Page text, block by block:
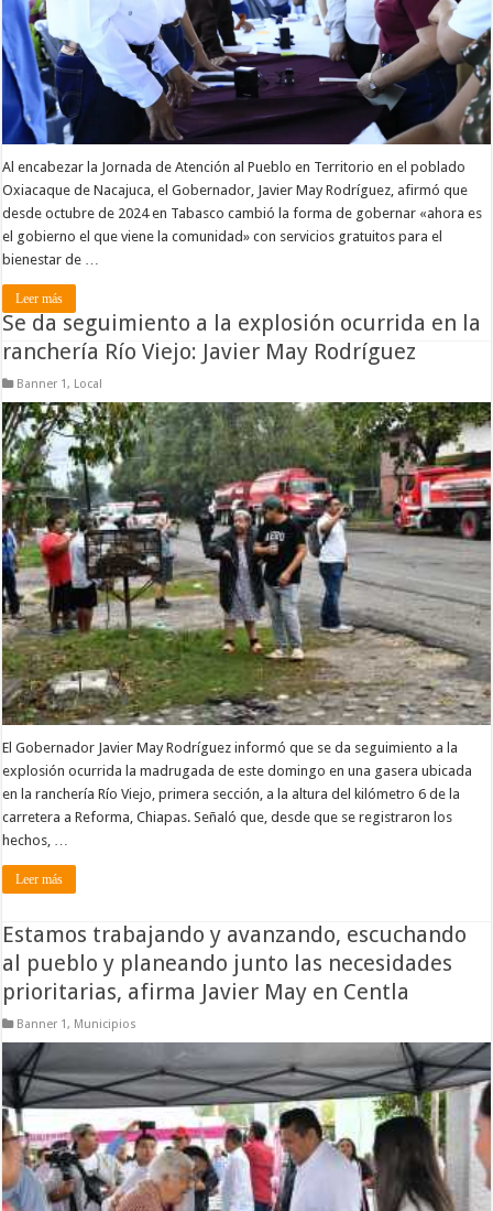
Al encabezar la Jornada de Atención al Pueblo en Territorio en el poblado
Oxiacaque de Nacajuca, el Gobernador, Javier May Rodríguez, afirmó que
desde octubre de 2024 en Tabasco cambió la forma de gobernar «ahora es
el gobierno el que viene la comunidad» con servicios gratuitos para el
bienestar de …
Leer más
Se da seguimiento a la explosión ocurrida en la
ranchería Río Viejo: Javier May Rodríguez
Banner 1, Local
El Gobernador Javier May Rodríguez informó que se da seguimiento a la
explosión ocurrida la madrugada de este domingo en una gasera ubicada
en la ranchería Río Viejo, primera sección, a la altura del kilómetro 6 de la
carretera a Reforma, Chiapas. Señaló que, desde que se registraron los
hechos, …
Leer más
Estamos trabajando y avanzando, escuchando
al pueblo y planeando junto las necesidades
prioritarias, afirma Javier May en Centla
Banner 1, Municipios